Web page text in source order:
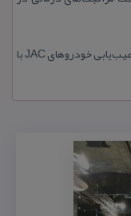
امداد خودرو جك در مشهد | تعمیر تخصصی و عیب‌یابی خودروهای JAC با